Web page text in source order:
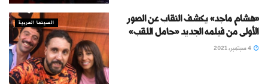
السينما العربية
«هشام ماجد» يكشف النقاب عن الصور
الأولى من فيلمه الجديد «حامل اللقب»